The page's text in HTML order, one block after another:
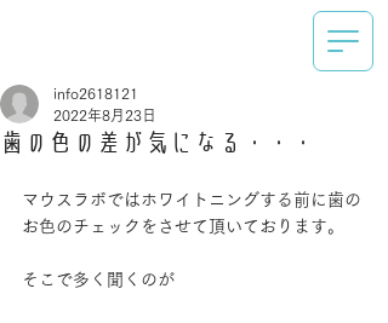
歯の色の差が気になる・・・
info2618121
2022年8月23日
マウスラボではホワイトニングする前に歯の
お色のチェックをさせて頂いております。
そこで多く聞くのが